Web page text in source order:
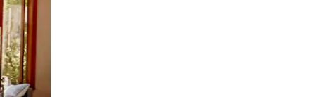
desliza el dedo.